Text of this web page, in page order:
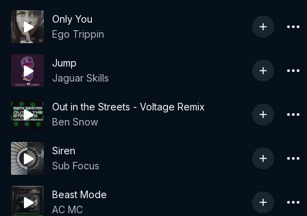
Only You
Ego Trippin
Jump
Jaguar Skills
Out in the Streets - Voltage Remix
Ben Snow
Siren
Sub Focus
Beast Mode
AC MC